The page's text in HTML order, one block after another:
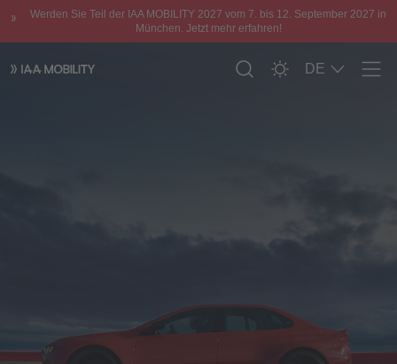
Werden Sie Teil der IAA MOBILITY 2027 vom 7. bis 12. September 2027 in
München. Jetzt mehr erfahren!
DE